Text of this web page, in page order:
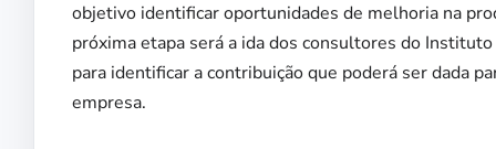
objetivo identificar oportunidades de melhoria na
próxima etapa será a ida dos consultores do
para identificar a contribuição que poderá ser dada
empresa.